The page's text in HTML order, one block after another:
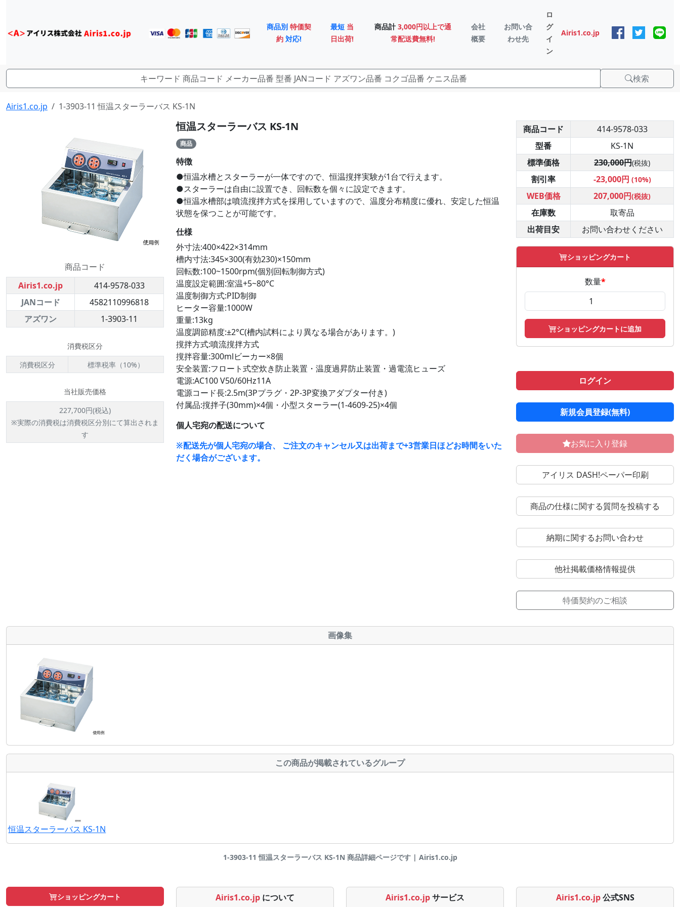
商品別 特価契
約 対応!
最短 当
日出荷!
商品計 3,000円以上で通
常配送費無料!
会社
概要
お問い合
わせ先
ロ
グ
イ
ン
Airis1.co.jp
検索
Airis1.co.jp 1-3903-11 恒温スターラーバス KS-1N
商品コード
Airis1.co.jp
414-9578-033
JANコード
4582110996818
アズワン
1-3903-11
消費税区分
消費税区分
標準税率（10%）
当社販売価格
227,700円(税込)
※実際の消費税は消費税区分別にて算出されま
す
恒温スターラーバス KS-1N
商品
特徴
●恒温水槽とスターラーが一体ですので、恒温撹拌実験が1台で行えます。
●スターラーは自由に設置でき、回転数を個々に設定できます。
●恒温水槽部は噴流撹拌方式を採用していますので、温度分布精度に優れ、安定した恒温
状態を保つことが可能です。
仕様
外寸法:400×422×314mm
槽内寸法:345×300(有効230)×150mm
回転数:100~1500rpm(個別回転制御方式)
温度設定範囲:室温+5~80°C
温度制御方式:PID制御
ヒーター容量:1000W
重量:13kg
温度調節精度:±2°C(槽内試料により異なる場合があります。)
撹拌方式:噴流撹拌方式
撹拌容量:300mlビーカー×8個
安全装置:フロート式空炊き防止装置・温度過昇防止装置・過電流ヒューズ
電源:AC100 V50/60Hz11A
電源コード長:2.5m(3Pプラグ・2P-3P変換アダプター付き)
付属品:撹拌子(30mm)×4個・小型スターラー(1-4609-25)×4個
個人宅宛の配送について
※配送先が個人宅宛の場合、 ご注文のキャンセル又は出荷まで+3営業日ほどお時間をいた
だく場合がございます。
商品コード
414-9578-033
型番
KS-1N
標準価格
230,000円(税抜)
割引率 -23,000円 (10%)
WEB価格 207,000円(税抜)
在庫数
取寄品
出荷目安
お問い合わせください
ショッピングカート
数量*
ショッピングカートに追加
ログイン
新規会員登録(無料)
お気に入り登録
アイリス DASH!ペーパー印刷
商品の仕様に関する質問を投稿する
納期に関するお問い合わせ
他社掲載価格情報提供
特価契約のご相談
画像集
この商品が掲載されているグループ
恒温スターラーバス KS-1N
1-3903-11 恒温スターラーバス KS-1N 商品詳細ページです | Airis1.co.jp
ショッピングカート Airis1.co.jp について Airis1.co.jpサービス Airis1.co.jp 公式SNS